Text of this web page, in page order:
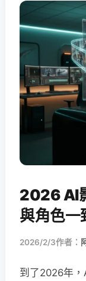
2026 AI
與角色一
2026/2/3作者：
到了2026年